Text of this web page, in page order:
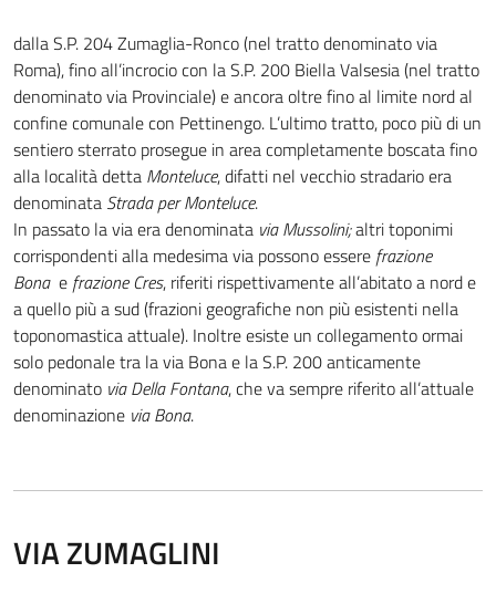
dalla S.P. 204 Zumaglia-Ronco (nel tratto denominato via
Roma), fino all’incrocio con la S.P. 200 Biella Valsesia (nel tratto
denominato via Provinciale) e ancora oltre fino al limite nord al
confine comunale con Pettinengo. L’ultimo tratto, poco più di un
sentiero sterrato prosegue in area completamente boscata fino
alla località detta Monteluce, difatti nel vecchio stradario era
denominata Strada per Monteluce.
In passato la via era denominata via Mussolini;altri toponimi
corrispondenti alla medesima via possono essere frazione
Bona e frazione Cres, riferiti rispettivamente all’abitato a nord e
a quello più a sud (frazioni geografiche non più esistenti nella
toponomastica attuale). Inoltre esiste un collegamento ormai
solo pedonale tra la via Bona e la S.P. 200 anticamente
denominato via Della Fontana, che va sempre riferito all’attuale
denominazione via Bona.
VIA ZUMAGLINI